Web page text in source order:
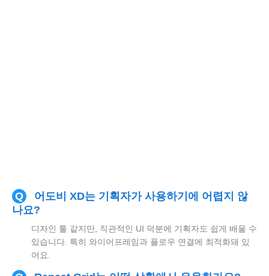
Q
어도비 XD는 기획자가 사용하기에 어렵지 않
나요?
디자인 툴 같지만, 직관적인 UI 덕분에 기획자도 쉽게 배울 수
있습니다. 특히 와이어프레임과 플로우 연결에 최적화돼 있
어요.